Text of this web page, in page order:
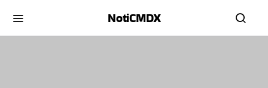
NotiCMDX